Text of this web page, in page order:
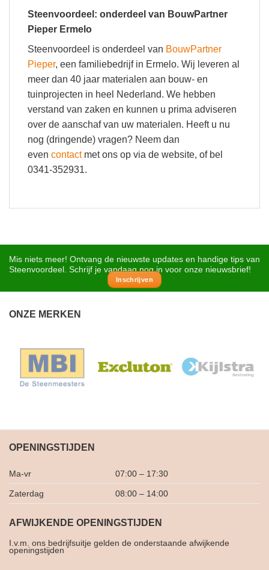
Steenvoordeel: onderdeel van BouwPartner
Pieper Ermelo
Steenvoordeel is onderdeel van BouwPartner
Pieper, een familiebedrijf in Ermelo. Wij leveren al
meer dan 40 jaar materialen aan bouw- en
tuinprojecten in heel Nederland. We hebben
verstand van zaken en kunnen u prima adviseren
over de aanschaf van uw materialen. Heeft u nu
nog (dringende) vragen? Neem dan
even contactmet ons op via de website, of bel
0341-352931.
Mis niets meer! Ontvang de nieuwste updates en handige tips van
Steenvoordeel. Schrijf je vandaag nog in voor onze nieuwsbrief!
Inschrijven
ONZE MERKEN
OPENINGSTIJDEN
Ma-vr 07:00 – 17:30
Zaterdag 08:00 – 14:00
AFWIJKENDE OPENINGSTIJDEN
I.v.m. ons bedrijfsuitje gelden de onderstaande afwijkende
openingstijden